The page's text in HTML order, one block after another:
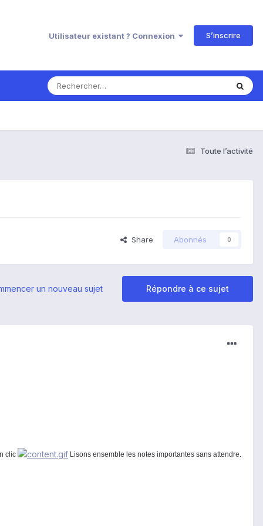
Utilisateur existant ? Connexion S’inscrire
Toute l’activité
Share Abonnés 0
Répondre à ce sujet
un nouveau sujet
clic
Lisons ensemble les notes importantes sans attendre.